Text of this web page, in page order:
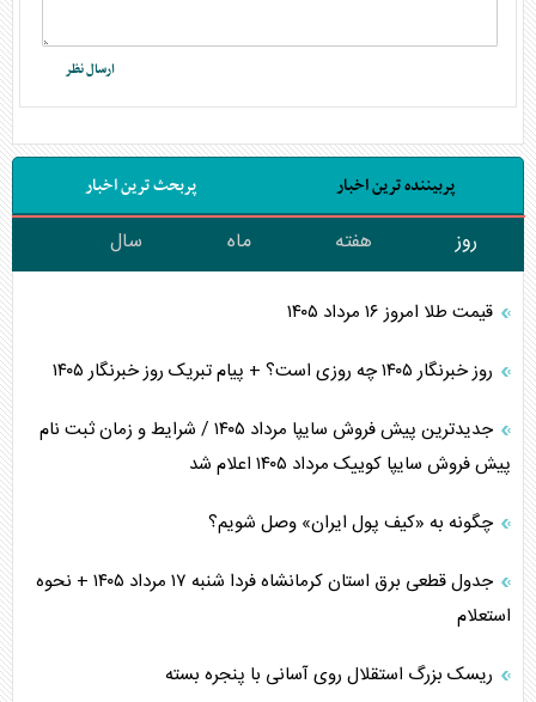
پربیننده ترین اخبار پربحث ترین اخبار
روز هفته ماه سال
قیمت طلا امروز ۱۶ مرداد ۱۴۰۵
روز خبرنگار ۱۴۰۵ چه روزی است؟ + پیام تبریک روز خبرنگار ۱۴۰۵
جدیدترین پیش فروش سایپا مرداد ۱۴۰۵ / شرایط و زمان ثبت نام
پیش فروش سایپا کوییک مرداد ۱۴۰۵ اعلام شد
چگونه به «کیف پول ایران» وصل شویم؟
جدول قطعی برق استان کرمانشاه فردا شنبه ۱۷ مرداد ۱۴۰۵ + نحوه
استعلام
ریسک بزرگ استقلال روی آسانی با پنجره بسته